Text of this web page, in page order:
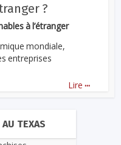
?
à l’étranger
mondiale,
entreprises
Lire ...
TEXAS